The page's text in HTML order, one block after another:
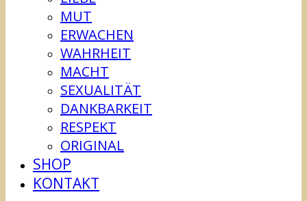
MUT
ERWACHEN
WAHRHEIT
MACHT
SEXUALITÄT
DANKBARKEIT
RESPEKT
ORIGINAL
SHOP
KONTAKT